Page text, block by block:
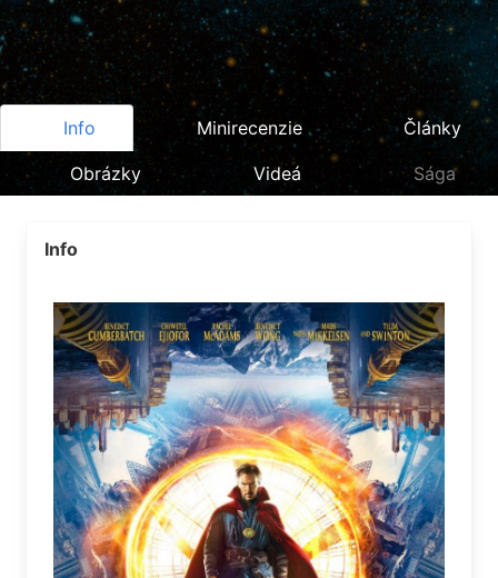
Info Minirecenzie Články
Obrázky Videá Sága
Info